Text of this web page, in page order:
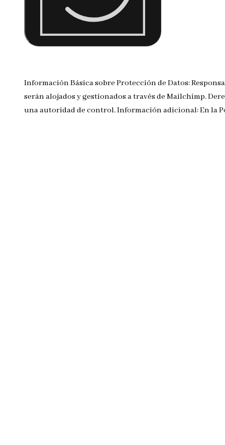
Información Básica sobre Protección de Datos:
serán alojados y gestionados a través de Mailchimp.
una autoridad de control. Información adicional: En la